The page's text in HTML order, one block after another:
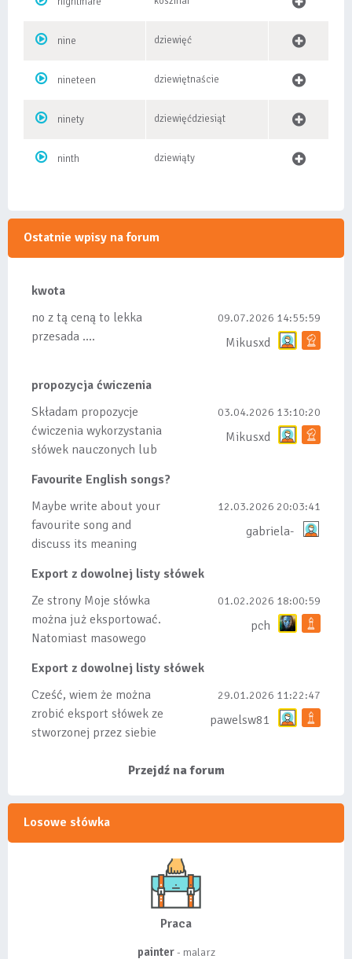
nine dziewięć
nineteen dziewiętnaście
ninety dziewięćdziesiąt
ninth dziewiąty
Ostatnie wpisy na forum
kwota
no z tą ceną to lekka
przesada ....
09.07.2026 14:55:59
Mikusxd
propozycja ćwiczenia
Składam propozycje
ćwiczenia wykorzystania
słówek nauczonych lub
tez ze wszys...
03.04.2026 13:10:20
Mikusxd
Favourite English songs?
Maybe write about your
favourite song and
discuss its meaning
12.03.2026 20:03:41
gabriela-
Export z dowolnej listy słówek
Ze strony Moje słówka
można już eksportować.
Natomiast masowego
bo wiąże się...
01.02.2026 18:00:59
pch
Export z dowolnej listy słówek
Cześć, wiem że można
zrobić eksport słówek ze
stworzonej przez siebie
29.01.2026 11:22:47
pawelsw81
Przejdź na forum
Losowe słówka
Praca
painter- malarz